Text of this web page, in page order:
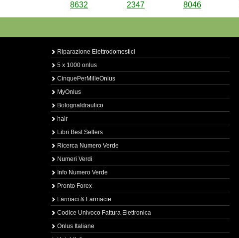
8632 2347 8046
Riparazione Elettrodomestici
5 x 1000 onlus
CinquePerMilleOnlus
MyOnlus
BolognaIdraulico
hair
Libri Best Sellers
Ricerca Numero Verde
Numeri Verdi
Info Numero Verde
Pronto Forex
Farmaci & Farmacie
Codice Univoco Fattura Elettronica
Onlus Italiane